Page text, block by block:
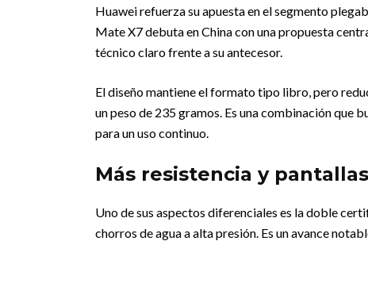
Huawei refuerza su apuesta en el segmento
Mate X7 debuta en China con una propuesta
técnico claro frente a su antecesor.
El diseño mantiene el formato tipo libro, pero
un peso de 235 gramos. Es una combinación
para un uso continuo.
Más resistencia y
Uno de sus aspectos diferenciales es la doble
chorros de agua a alta presión. Es un avance